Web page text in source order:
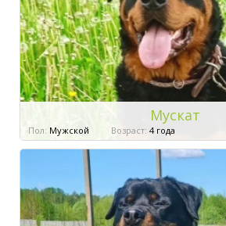
Мускат
Пол: Мужской Возраст: 4 года